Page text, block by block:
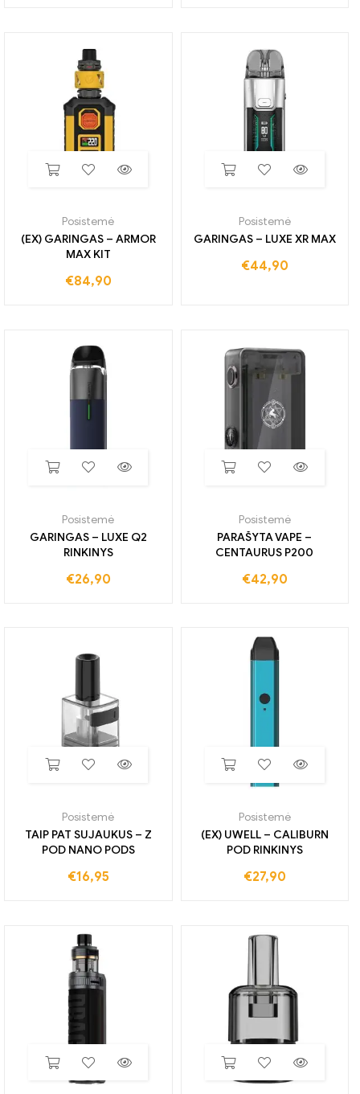
Posistemė
(EX) GARINGAS – ARMOR
MAX KIT
€84,90
Posistemė
GARINGAS – LUXE XR MAX
€44,90
Posistemė
GARINGAS – LUXE Q2
RINKINYS
€26,90
Posistemė
PARAŠYTA VAPE –
CENTAURUS P200
€42,90
Posistemė
TAIP PAT SUJAUKUS – Z
POD NANO PODS
€16,95
Posistemė
(EX) UWELL – CALIBURN
POD RINKINYS
€27,90